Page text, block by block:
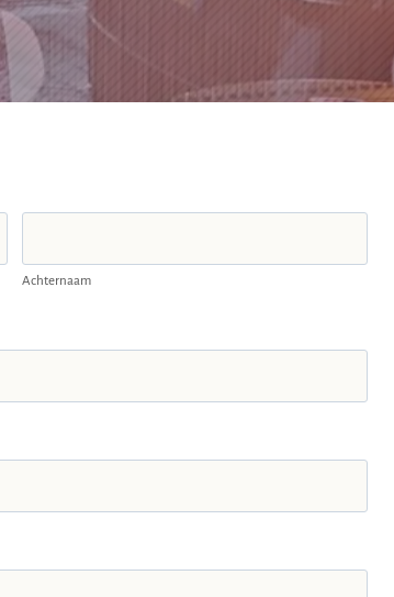
Achternaam